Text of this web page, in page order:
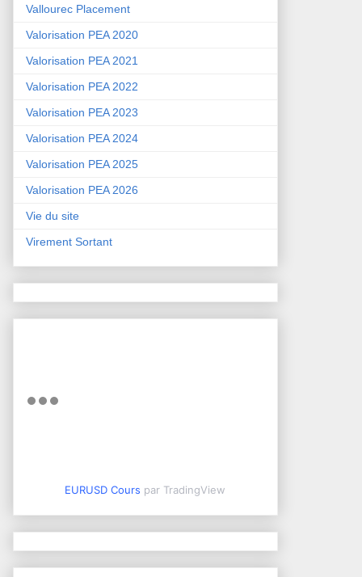
Vallourec Placement
Valorisation PEA 2020
Valorisation PEA 2021
Valorisation PEA 2022
Valorisation PEA 2023
Valorisation PEA 2024
Valorisation PEA 2025
Valorisation PEA 2026
Vie du site
Virement Sortant
EURUSD Cours par TradingView